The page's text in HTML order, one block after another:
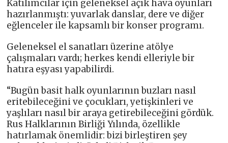
Katılımcılar için geleneksel açık hava oyunları
hazırlanmıştı: yuvarlak danslar, dere ve diğer
eğlenceler ile kapsamlı bir konser programı.
Geleneksel el sanatları üzerine atölye
çalışmaları vardı; herkes kendi elleriyle bir
hatıra eşyası yapabilirdi.
“Bugün basit halk oyunlarının buzları nasıl
eritebileceğini ve çocukları, yetişkinleri ve
yaşlıları nasıl bir araya getirebileceğini gördük.
Rus Halklarının Birliği Yılında, özellikle
hatırlamak önemlidir: bizi birleştiren şey